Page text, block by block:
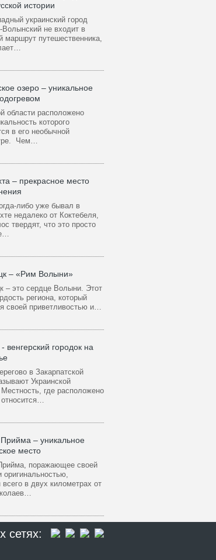
истории
украинский город
не входит в
маршрут путешественника,
озеро – уникальное
области расположено
которого
в его необычной
Чем…
– прекрасное место
либо уже бывал в
недалеко от Коктебеля,
твердят, что это просто
– «Рим Волыни»
– это сердце Волыни. Этот
региона, который
своей приветливостью и…
венгерский городок на
в Закарпатской
Украинской
Местность, где расположено
относится…
– уникальное
место
поражающее своей
оригинальностью,
всего в двух километрах от
сетях: